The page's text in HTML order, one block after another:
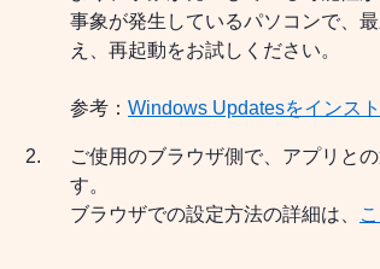
事象が発生しているパソコンで、
え、再起動をお試しください。
参考： Windows Updatesをインス
ご使用のブラウザ側で、アプリと
す。
ブラウザでの設定方法の詳細は、